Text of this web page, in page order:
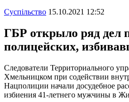
Суспiльство 15.10.2021 12:52
ГБР открыло ряд дел
полицейских,
Следователи Территориального
Хмельницком при содействии
Нацполиции начали досудебное
избиения 41-летнего мужчины в